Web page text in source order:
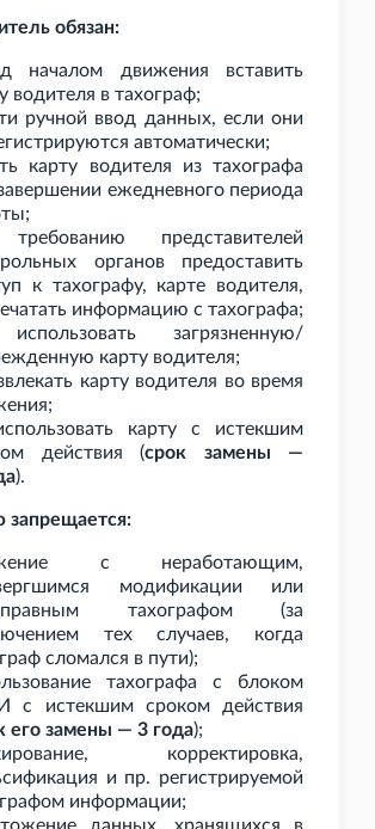
обязан:
началом движения вставить
водителя в тахограф;
ручной ввод данных, если они
автоматически;
карту водителя из тахографа
ежедневного периода
представителей
органов предоставить
к тахографу, карте водителя,
информацию с тахографа;
загрязненную/
карту водителя;
карту водителя во время
карту с истекшим
действия (срок замены —
).
запрещается:
с неработающим,
модификации или
тахографом (за
тех случаев, когда
сломался в пути);
тахографа с блоком
с истекшим сроком действия
его замены — 3 года);
корректировка,
и пр. регистрируемой
информации;